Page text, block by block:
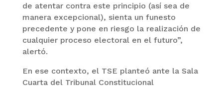
de atentar contra este principio (así sea de
manera excepcional), sienta un funesto
precedente y pone en riesgo la realización de
cualquier proceso electoral en el futuro”,
alertó.
En ese contexto, el TSE planteó ante la Sala
Cuarta del Tribunal Constitucional